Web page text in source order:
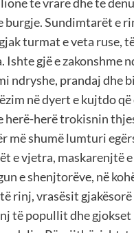
burgje. Sundimtarët e
turmat e veta ruse,
Ishte gjë e zakonshme
ndryshe, prandaj dhe
në dyert e kujtdo
herë-herë trokisnin
më shumë lumturi
e vjetra, maskarenjtë
e shenjtorëve, në
rinj, vrasësit gjakësorë
të popullit dhe gjokset